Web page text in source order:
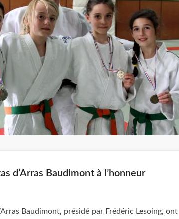
d’Arras Baudimont à l’honneur
Baudimont, présidé par Frédéric Lesoing,